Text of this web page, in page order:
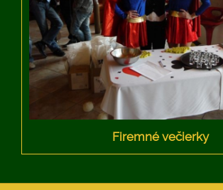
Firemné večierky